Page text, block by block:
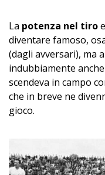
La potenza nel tiro
diventare famoso,
(dagli avversari), ma
indubbiamente
scendeva in campo
che in breve ne
gioco.